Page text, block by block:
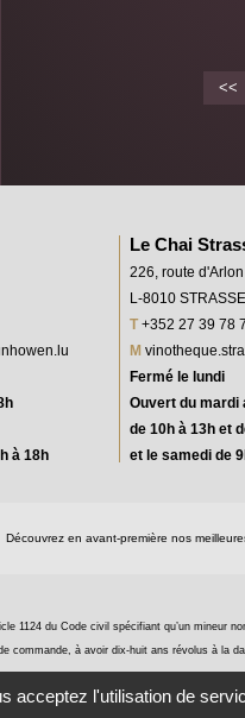
<<
à 18h
Le Chai
226, route d'Arlon
L-8010
T+352 27 39 78
M
Fermé le lundi
Ouvert du mardi
de 10h à 13h et
et le samedi de
Découvrez en avant-première nos
1124 du Code civil spécifiant qu’un mineur
commande, à avoir dix-huit ans révolus à la
acceptez l'utilisation de